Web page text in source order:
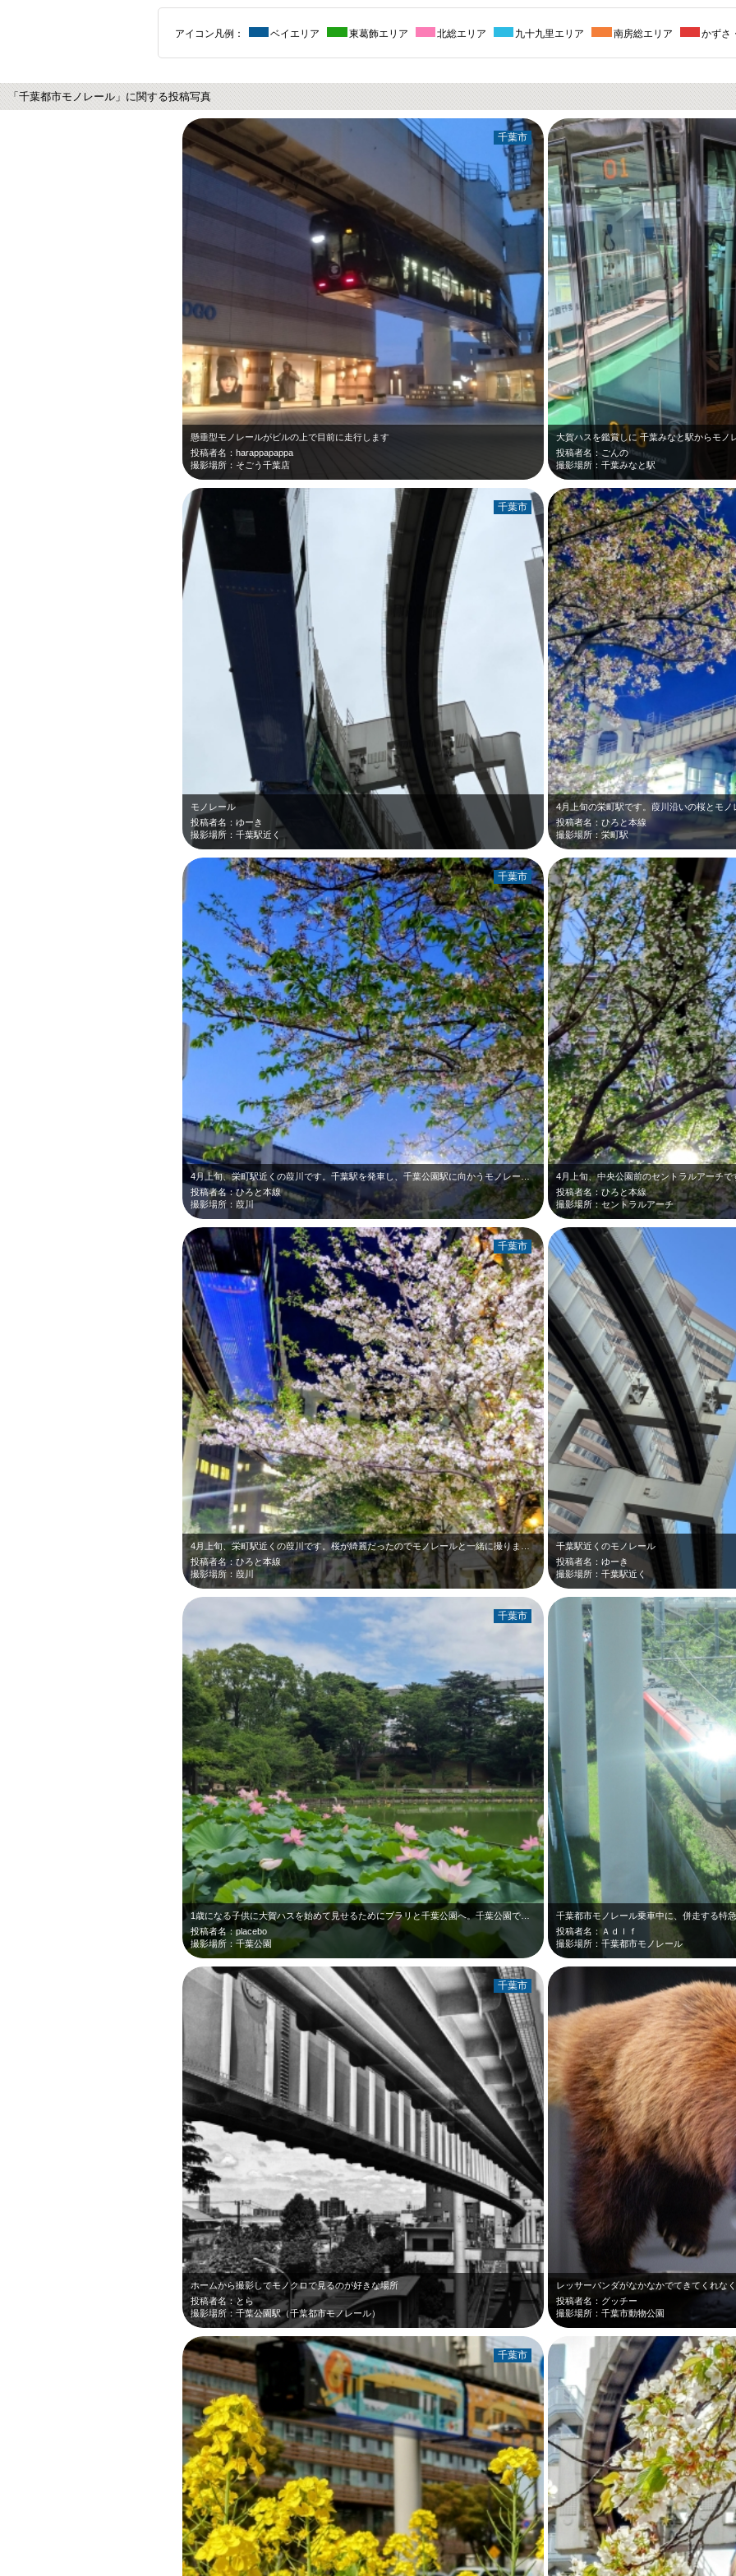
アイコン凡例： ベイエリア 東葛飾エリア 北総エリア 九十九里エリア 南房総エリア かずさ
「千葉都市モノレール」に関する投稿写真
懸垂型モノレールがビルの上で目前に走行します
投稿者名：harappapappa
撮影場所：そごう千葉店
千葉市
大賀ハスを鑑賞しに 千葉みなと駅からモ
投稿者名：ごんの
撮影場所：千葉みなと駅
モノレール
投稿者名：ゆーき
撮影場所：千葉駅近く
千葉市
投稿者名：ひろと本線
撮影場所：栄町駅
4月上旬、栄町駅近くの葭川です。千葉駅を発車し、千葉公園駅に向かうモノレールと…
投稿者名：ひろと本線
撮影場所：葭川
千葉市
投稿者名：ひろと本線
撮影場所：セントラルアーチ
投稿者名：ひろと本線
撮影場所：葭川
千葉市
千葉駅近くのモノレール
投稿者名：ゆーき
撮影場所：千葉駅近く
投稿者名：placebo
撮影場所：千葉公園
千葉市
投稿者名：Ａｄｌｆ
撮影場所：千葉都市モノレール
ホームから撮影してモノクロで見るのが好きな場所
投稿者名：とら
撮影場所：千葉公園駅（千葉都市モノレール）
千葉市
投稿者名：グッチー
撮影場所：千葉市動物公園
千葉市